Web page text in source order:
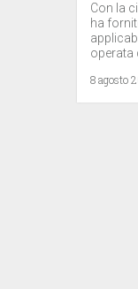
Con la
ha
operata
8 agosto